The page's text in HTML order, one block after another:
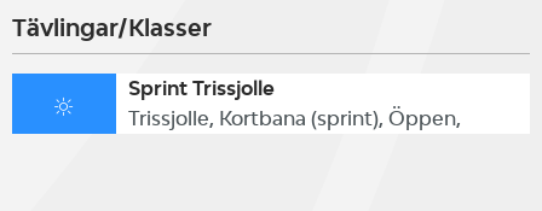
Tävlingar/Klasser
Sprint Trissjolle
Trissjolle, Kortbana (sprint), Öppen,